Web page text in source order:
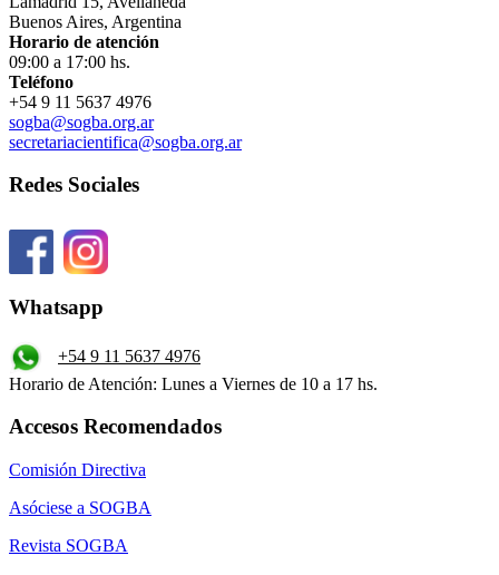
Buenos Aires, Argentina
Horario de atención
09:00 a 17:00 hs.
Teléfono
+54 9 11 5637 4976
sogba@sogba.org.ar
secretariacientifica@sogba.org.ar
Redes Sociales
Whatsapp
+54 9 11 5637 4976
Horario de Atención: Lunes a Viernes de 10 a 17 hs.
Accesos Recomendados
Comisión Directiva
Asóciese a SOGBA
Revista SOGBA